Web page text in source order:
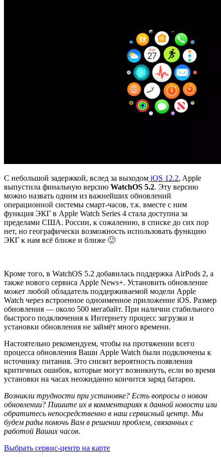
С небольшой задержкой, вслед за выходом iOS 12.2, Apple
выпустила финальную версию WatchOS 5.2. Эту версию
можно назвать одним из важнейших обновлений
операционной системы смарт-часов, т.к. вместе с ним
функция ЭКГ в Apple Watch Series 4 стала доступна за
пределами США. России, к сожалению, в списке до сих пор
нет, но географически возможность использовать функцию
ЭКГ к нам всё ближе и ближе 🙂
Кроме того, в WatchOS 5.2 добавилась поддержка AirPods 2, а
также нового сервиса Apple News+. Установить обновление
может любой обладатель поддерживаемой модели Apple
Watch через встроенное одноименное приложение iOS. Размер
обновления — около 500 мегабайт. При наличии стабильного
быстрого подключения к Интернету процесс загрузки и
установки обновления не займёт много времени.
Настоятельно рекомендуем, чтобы на протяжении всего
процесса обновления Ваши Apple Watch были подключены к
источнику питания. Это снизит вероятность появления
критичных ошибок, которые могут возникнуть, если во время
установки на часах неожиданно кончится заряд батареи.
Возникли трудности при установке? Есть вопросы о новом
обновлении? Пишите их в комментариях к данной новости или
обратитесь непосредственно в наш сервисный центр. Мы
будем рады помочь Вам в решении проблем, связанных с
работой Ваших часов.
Выбрать сервис-центр на карте